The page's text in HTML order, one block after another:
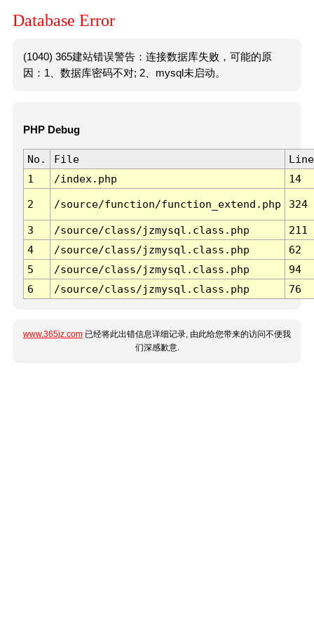
Database Error
(1040) 365建站错误警告：连接数据库失败，可能的原
因：1、数据库密码不对; 2、mysql未启动。
PHP Debug
No. File
Line
1
/index.php 14
2 /source/function/function_extend.php 324
3 /source/class/jzmysql.class.php
211
4
/source/class/jzmysql.class.php
62
5
/source/class/jzmysql.class.php
94
6
/source/class/jzmysql.class.php 76
www.365jz.com 已经将此出错信息详细记录, 由此给您带来的访问不便我
们深感歉意.